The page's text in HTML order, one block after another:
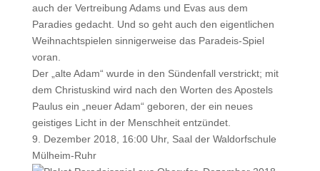
auch der Vertreibung Adams und Evas aus dem
Paradies gedacht. Und so geht auch den eigentlichen
Weihnachtspielen sinnigerweise das Paradeis-Spiel
voran.
Der „alte Adam“ wurde in den Sündenfall verstrickt; mit
dem Christuskind wird nach den Worten des Apostels
Paulus ein „neuer Adam“ geboren, der ein neues
geistiges Licht in der Menschheit entzündet.
9. Dezember 2018, 16:00 Uhr, Saal der Waldorfschule
Mülheim-Ruhr